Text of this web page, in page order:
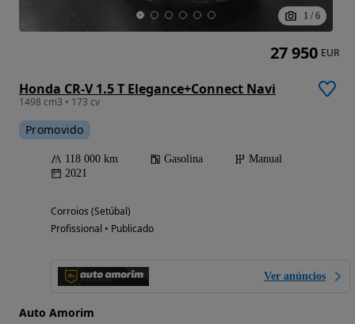
1 / 6
Honda CR-V 1.5 T Elegance+Connect Navi
1498 cm3 • 173 cv
Promovido
118 000 km Gasolina
Manual
2021
Corroios (Setúbal)
Profissional • Publicado
Ver anúncios
Auto Amorim
27 950 EUR